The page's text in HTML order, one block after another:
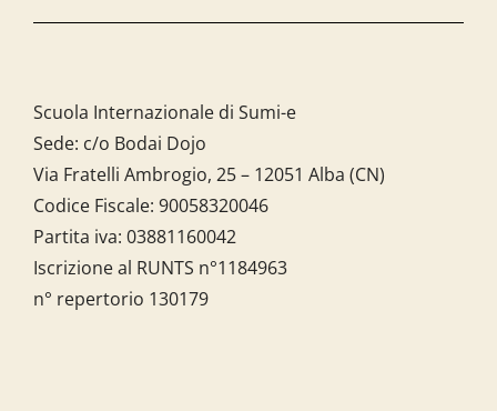
Scuola Internazionale di Sumi-e
Sede: c/o Bodai Dojo
Via Fratelli Ambrogio, 25 – 12051 Alba (CN)
Codice Fiscale: 90058320046
Partita iva: 03881160042
Iscrizione al RUNTS n°1184963
n° repertorio 130179